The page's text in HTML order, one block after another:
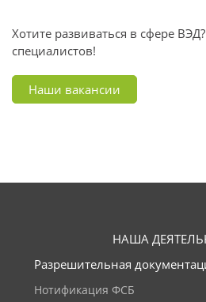
Хотите развиваться в сфере
специалистов!
Наши вакансии
НАША
Разрешительная
Нотификация ФСБ